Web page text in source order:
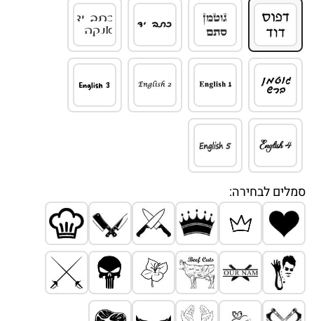
סמלים לבחירה: